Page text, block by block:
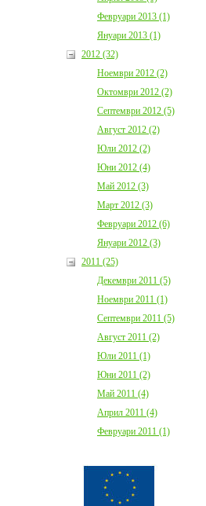
Февруари 2013 (1)
Януари 2013 (1)
2012 (32)
Ноември 2012 (2)
Октомври 2012 (2)
Септември 2012 (5)
Август 2012 (2)
Юли 2012 (2)
Юни 2012 (4)
Май 2012 (3)
Март 2012 (3)
Февруари 2012 (6)
Януари 2012 (3)
2011 (25)
Декември 2011 (5)
Ноември 2011 (1)
Септември 2011 (5)
Август 2011 (2)
Юли 2011 (1)
Юни 2011 (2)
Май 2011 (4)
Април 2011 (4)
Февруари 2011 (1)